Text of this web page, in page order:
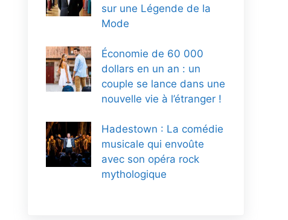
sur une Légende de la
Mode
Économie de 60 000
dollars en un an : un
couple se lance dans une
nouvelle vie à l’étranger !
Hadestown : La comédie
musicale qui envoûte
avec son opéra rock
mythologique